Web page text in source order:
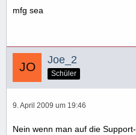
mfg sea
Joe_2
Schüler
9. April 2009 um 19:46
Nein wenn man auf die